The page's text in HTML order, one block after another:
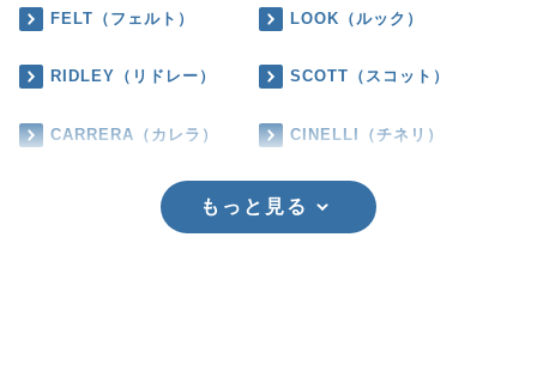
FELT（フェルト） LOOK（ルック）
RIDLEY（リドレー） SCOTT（スコット）
CARRERA（カレラ） CINELLI（チネリ）
もっと見る